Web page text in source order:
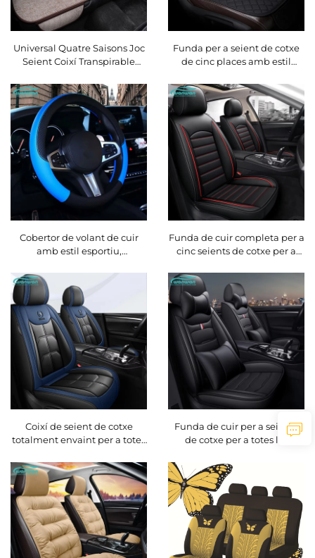
Universal Quatre Saisons Joc
Seient Coixí Transpirable
Monobloc per a l'Ús d'Estiu
Funda per a seient de cotxe
de cinc places amb estil
universal, sense lligacions,
conjunt de tres peces amb
sistema de ventilació i funció
de massatge
Cobertor de volant de cuir
amb estil esportiu,
goma protector, universal per
a quatre temporades
Funda de cuir completa per a
cinc seients de cotxe per a
per a totes les estacions, ideal
per a comerç internacional
Coixí de seient de cotxe
totalment envaint per a totes
frontal de polièster amb
acabat de cuir per a
accessoris de seient de cotxe
Funda de cuir per a seients
de cotxe per a totes les
necessitat de rentat, accés
senzill per al manteniment